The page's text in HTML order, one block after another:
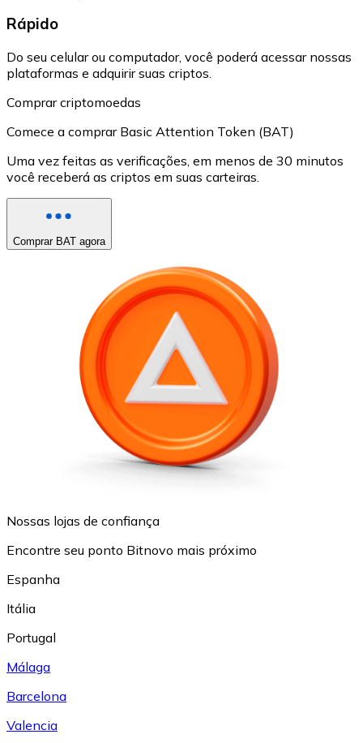
Rápido
Do seu celular ou computador, você poderá acessar nossas
plataformas e adquirir suas criptos.
Comprar criptomoedas
Comece a comprar Basic Attention Token (BAT)
Uma vez feitas as verificações, em menos de 30 minutos
você receberá as criptos em suas carteiras.
Comprar BAT agora
Nossas lojas de confiança
Encontre seu ponto Bitnovo mais próximo
Espanha
Itália
Portugal
Málaga
Barcelona
Valencia